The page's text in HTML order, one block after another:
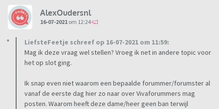
AlexOudersnl
16-07-2021 om 12:24
LiefsteFeetje schreef op 16-07-2021 om 11:59:
Mag ik deze vraag wel stellen? Vroeg ik net in andere topic voor
het op slot ging.
Ik snap even niet waarom een bepaalde forummer/forumster al
vanaf de eerste dag hier zo naar over Vivaforummers mag
posten. Waarom heeft deze dame/heer geen ban terwijl